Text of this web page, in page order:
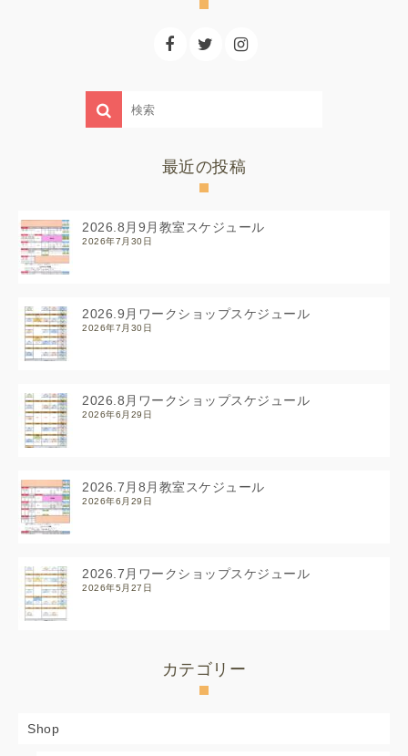
最近の投稿
2026.8月9月教室スケジュール
2026年7月30日
2026.9月ワークショップスケジュール
2026年7月30日
2026.8月ワークショップスケジュール
2026年6月29日
2026.7月8月教室スケジュール
2026年6月29日
2026.7月ワークショップスケジュール
2026年5月27日
カテゴリー
Shop